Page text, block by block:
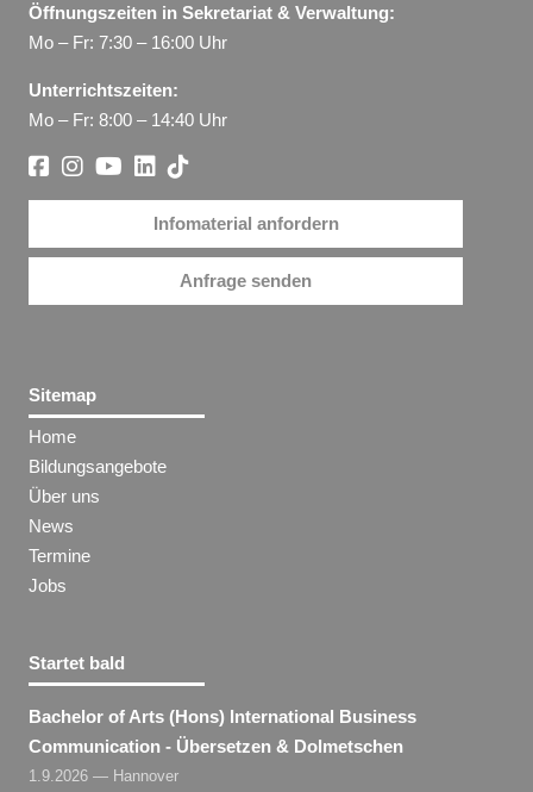
Öffnungszeiten in Sekretariat & Verwaltung:
Mo – Fr: 7:30 – 16:00 Uhr
Unterrichtszeiten:
Mo – Fr: 8:00 – 14:40 Uhr
Infomaterial anfordern
Anfrage senden
Sitemap
Home
Bildungsangebote
Über uns
News
Termine
Jobs
Startet bald
Bachelor of Arts (Hons) International Business
Communication - Übersetzen & Dolmetschen
1.9.2026 — Hannover